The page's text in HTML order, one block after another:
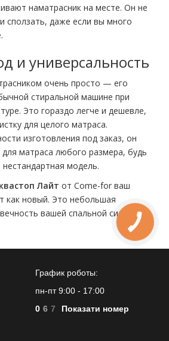
наматрасник на месте. Он не
сползать, даже если вы много
и универсальность
очень просто — его
стиральной машине при
Это гораздо легче и дешевле,
для целого матраса.
изготовления под заказ, он
матраса любого размера, будь
модель.
Лайт от Come-for ваш
как новый. Это небольшая
вашей спальной системы и
График роботы:
пн-пт 9:00 - 17:00
0 6 7 Показати номер